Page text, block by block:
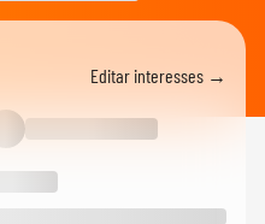
Editar interesses →